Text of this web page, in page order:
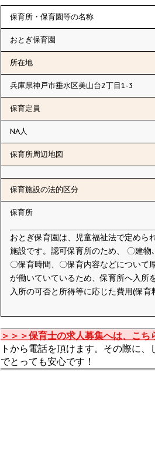
保育所・保育園等の名称
おとぎ保育園
所在地
兵庫県神戸市垂水区美山台2丁目1-3
保育定員
NA人
保育所周辺地図
保育施設の法的区分
保育所
おとぎ保育園は、児童福祉法で定めら
施設です。認可保育所のため、 〇建物
〇保育時間、〇保育内容などについて
が働いていているため、保育所へ入所
入所の可否と所得等に応じた費用(保育
＞＞＞保育士の求人募集へは、こち
トから電話を頂けます。その際に
でとっても安心です！